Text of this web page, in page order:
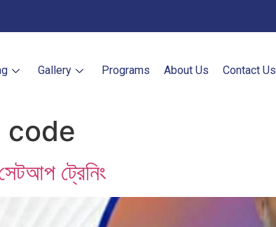
Gallery Programs About Us Contact Us
code
ট্রেনিং